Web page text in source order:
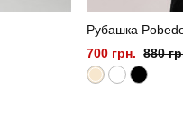
Рубашка
700 грн. 880